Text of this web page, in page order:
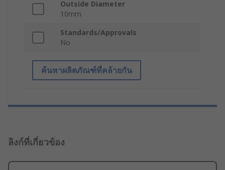
Outside Diameter
10mm
Standards/Approvals
No
ค้นหาผลิตภัณฑ์ที่คล้ายกัน
ลิงก์ที่เกี่ยวข้อง